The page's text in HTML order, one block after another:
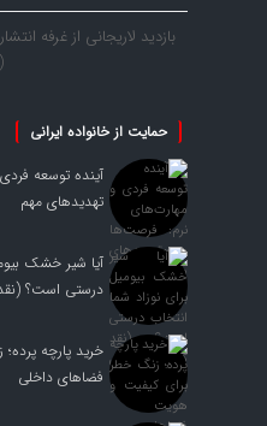
بازدید لاریجانی از غرفه
حمایت از خانواده ایرانی
آینده توسعه
تهدیدهای مهم
آیا شیر خشک
درستی است؟
خرید پارچه
فضاهای داخلی